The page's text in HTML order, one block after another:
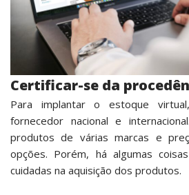
Certificar-se da
Para implantar o estoque
fornecedor nacional e
produtos de várias marcas e
opções. Porém, há algumas
cuidadas na aquisição dos produtos.